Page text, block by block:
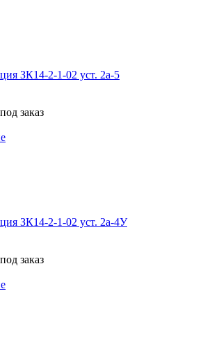
ЗК14-2-1-02 уст. 2а-5
заказ
ЗК14-2-1-02 уст. 2а-4У
заказ